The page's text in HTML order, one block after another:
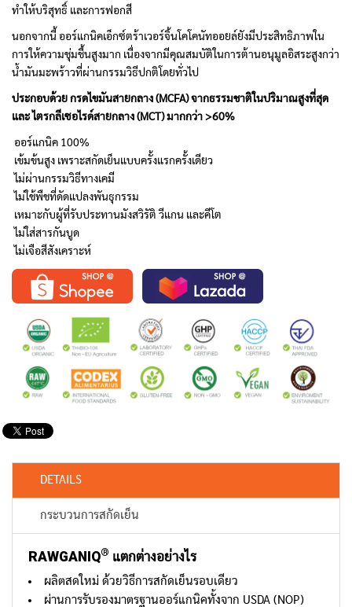
ทำให้บริสุทธิ์ และการฟอกสี
นอกจากนี้ ออร์แกนิคเอ็กซ์ตร้าเวอร์จิ้นโคโคนัทออยล์ยังมีประสิทธิภาพใน
การให้ความชุ่มชื้นสูงมาก เนื่องจากมีคุณสมบัติในการต้านอนุมูลอิสระสูงกว่า
น้ำมันมะพร้าวที่ผ่านกรรมวิธีปกติโดยทั่วไป
ประกอบด้วย กรดไขมันสายกลาง (MCFA)จากธรรมชาติในปริมาณสูงที่สุด
และ ไตรกลีเซอไรด์สายกลาง (MCT)มากกว่า >60%
ออร์แกนิค 100%
เข้มข้นสูง เพราะสกัดเย็นแบบครั้งแรกครั้งเดียว
ไม่ผ่านกรรมวิธีทางเคมี
ไม่ใช้พืชที่ดัดแปลงพันธุกรรม
เหมาะกับผู้ที่รับประทานมังสวิรัติ วีแกน และคีโต
ไม่ใส่สารกันบูด
ไม่เจือสีสังเคราะห์
DETAILS
กระบวนการสกัดเย็น
RAWGANIQ® แตกต่างอย่างไร
ผลิตสดใหม่ ด้วยวิธีการสกัดเย็นรอบเดียว
ผ่านการรับรองมาตรฐานออร์แกนิคทั้งจาก USDA (NOP)